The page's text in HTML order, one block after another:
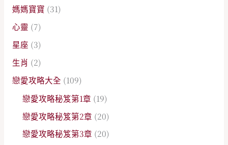
媽媽寶寶 (31)
心靈 (7)
星座 (3)
生肖 (2)
戀愛攻略大全 (109)
戀愛攻略秘笈第1章 (19)
戀愛攻略秘笈第2章 (20)
戀愛攻略秘笈第3章 (20)